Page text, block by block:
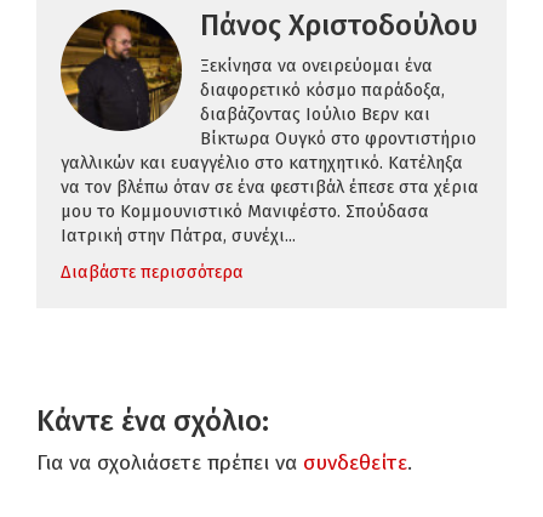
Πάνος Χριστοδούλου
Ξεκίνησα να ονειρεύομαι ένα
διαφορετικό κόσμο παράδοξα,
διαβάζοντας Ιούλιο Βερν και
Βίκτωρα Ουγκό στο φροντιστήριο
γαλλικών και ευαγγέλιο στο κατηχητικό. Κατέληξα
να τον βλέπω όταν σε ένα φεστιβάλ έπεσε στα χέρια
μου το Κομμουνιστικό Μανιφέστο. Σπούδασα
Ιατρική στην Πάτρα, συνέχι...
Διαβάστε περισσότερα
Κάντε ένα σχόλιο:
Για να σχολιάσετε πρέπει να συνδεθείτε.